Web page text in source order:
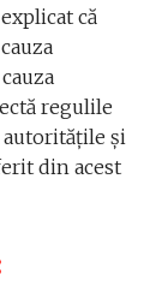
că
regulile
autoritățile și
din acest